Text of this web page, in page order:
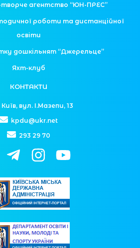
творче агентство “ЮН-ПРЕС”
роботи та дистанційної
освіти
дошкільнят “Джерельце”
Яхт-клуб
КОНТАКТИ
Київ, вул. І.Мазепи, 13
kpdu@ukr.net
293 29 70